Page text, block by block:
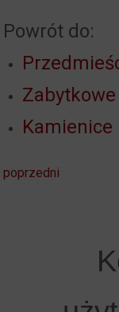
Powrót do:
Kamienice
poprzedni